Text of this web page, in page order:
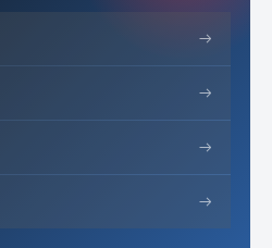
→
→
→
→